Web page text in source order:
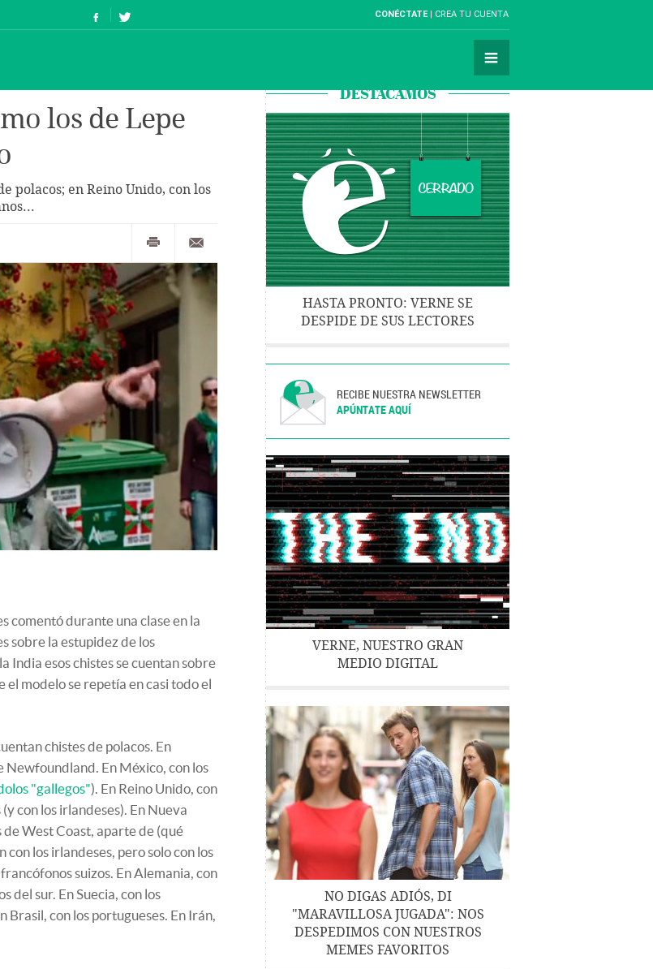
CONÉCTATE CREA TU CUENTA
los de Lepe
polacos; en Reino Unido, con los
comentó durante una clase en la
sobre la estupidez de los
India esos chistes se cuentan sobre
el modelo se repetía en casi todo el
chistes de polacos. En
Newfoundland. En México, con los
"gallegos"). En Reino Unido, con
con los irlandeses). En Nueva
West Coast, aparte de (qué
los irlandeses, pero solo con los
suizos. En Alemania, con
del sur. En Suecia, con los
Brasil, con los portugueses. En Irán,
DESTACAMOS
HASTA PRONTO: VERNE SE
DESPIDE DE SUS LECTORES
RECIBE NUESTRA NEWSLETTER
APÚNTATE AQUÍ
VERNE, NUESTRO GRAN
MEDIO DIGITAL
NO DIGAS ADIÓS, DI
"MARAVILLOSA JUGADA": NOS
DESPEDIMOS CON NUESTROS
MEMES FAVORITOS